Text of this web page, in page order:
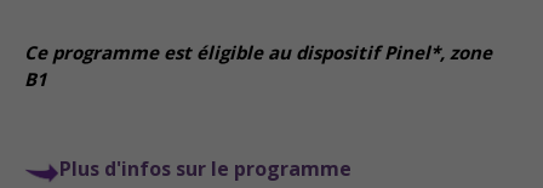
Ce programme est éligible au dispositif Pinel*, zone
B1
Plus d'infos sur le programme